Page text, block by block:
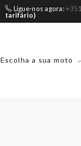
Ligue-nos agora:
tarifário)
Escolha a sua moto